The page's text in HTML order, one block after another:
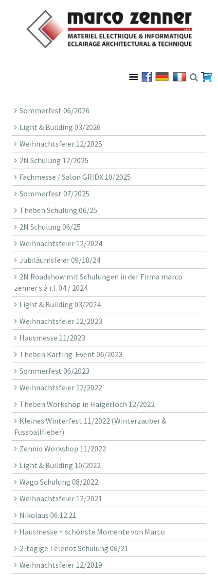
Sommerfest 06/2026
Light & Building 03/2026
Weihnachtsfeier 12/2025
2N Schulung 12/2025
Fachmesse / Salon GRIDX 10/2025
Sommerfest 07/2025
Theben Schulung 06/25
2N Schulung 06/25
Weihnachtsfeier 12/2024
Jubiläumsfeier 09/10/24
2N Roadshow mit Schulungen in der Firma marco
zenner s.à r.l. 04 / 2024
Light & Building 03/2024
Weihnachtsfeier 12/2023
Hausmesse 11/2023
Theben Karting-Event 06/2023
Sommerfest 06/2023
Weihnachtsfeier 12/2022
Theben Workshop in Haigerloch 12/2022
Kleines Winterfest 11/2022 (Winterzauber &
Fussballfieber)
Zennio Workshop 11/2022
Light & Building 10/2022
Wago Schulung 08/2022
Weihnachtsfeier 12/2021
Nikolaus 06.12.21
Hausmesse + schönste Momente von Marco
2-tägige Telenot Schulung 06/21
Weihnachtsfeier 12/2019